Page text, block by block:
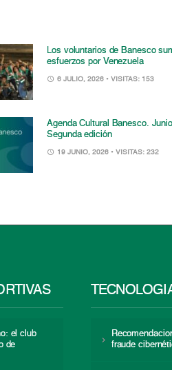
Los voluntarios de Banesco
esfuerzos por Venezuela
6 JULIO, 2026 • VISITAS: 153
Agenda Cultural Banesco.
Segunda edición
19 JUNIO, 2026 • VISITAS: 232
el club
de
fraude